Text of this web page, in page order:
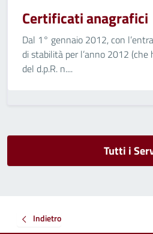
Certificati anagrafici
Dal 1° gennaio 2012, con
di stabilità per l’anno 2012
del d.p.R. n....
Tutti i
Indietro